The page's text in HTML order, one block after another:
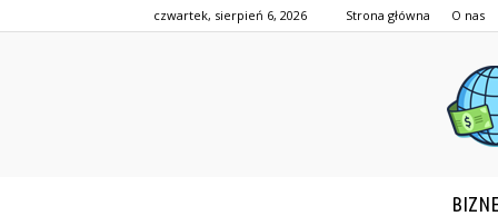
czwartek, sierpień 6, 2026 Strona główna O nas